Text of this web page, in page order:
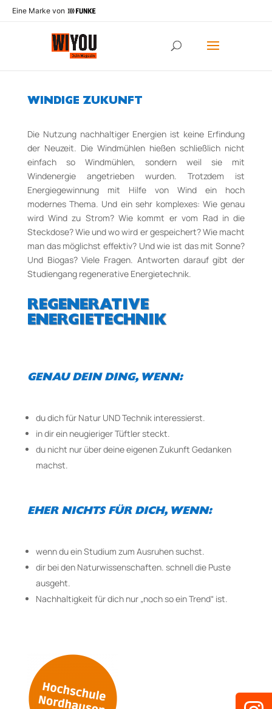
Eine Marke von
WINDIGE ZUKUNFT
Die Nutzung nachhaltiger Energien ist keine Erfindung
der Neuzeit. Die Windmühlen hießen schließlich nicht
einfach so Windmühlen, sondern weil sie mit
Windenergie angetrieben wurden. Trotzdem ist
Energiegewinnung mit Hilfe von Wind ein hoch
modernes Thema. Und ein sehr komplexes: Wie genau
wird Wind zu Strom? Wie kommt er vom Rad in die
Steckdose? Wie und wo wird er gespeichert? Wie macht
man das möglichst effektiv? Und wie ist das mit Sonne?
Und Biogas? Viele Fragen. Antworten darauf gibt der
Studiengang regenerative Energietechnik.
REGENERATIVE
ENERGIETECHNIK
GENAU DEIN DING, WENN:
du dich für Natur UND Technik interessierst.
in dir ein neugieriger Tüftler steckt.
du nicht nur über deine eigenen Zukunft Gedanken
machst.
EHER NICHTS FÜR DICH, WENN:
wenn du ein Studium zum Ausruhen suchst.
dir bei den Naturwissenschaften. schnell die Puste
ausgeht.
Nachhaltigkeit für dich nur „noch so ein Trend“ ist.